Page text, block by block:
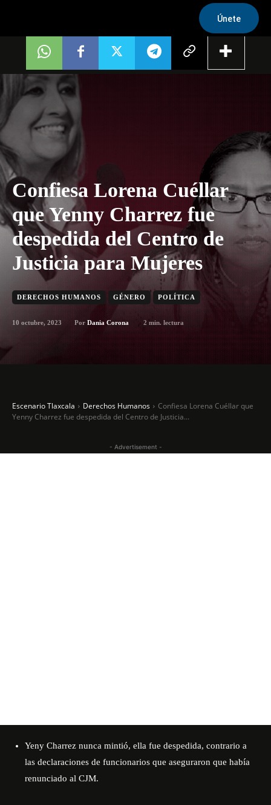
Únete
Confiesa Lorena Cuéllar
que Yenny Charrez fue
despedida del Centro de
Justicia para Mujeres
DERECHOS HUMANOS GÉNERO POLÍTICA
10 octubre, 2023 Por Dania Corona 2min. lectura
Escenario Tlaxcala Derechos Humanos
Confiesa Lorena Cuéllar que
Yenny Charrez fue despedida del Centro de Justicia...
- Advertisement -
Yeny Charrez nunca mintió, ella fue despedida, contrario a
las declaraciones de funcionarios que aseguraron que había
renunciado al CJM.